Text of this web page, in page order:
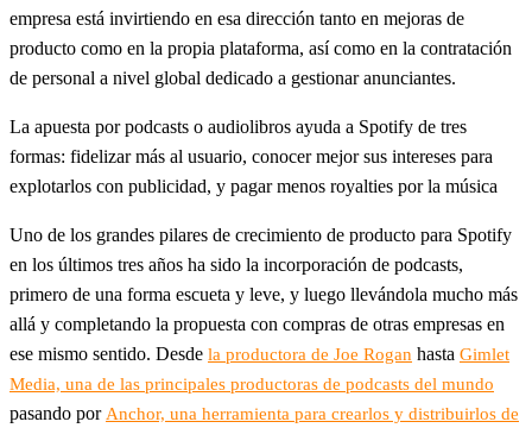
empresa está invirtiendo en esa dirección tanto en mejoras de
producto como en la propia plataforma, así como en la contratación
de personal a nivel global dedicado a gestionar anunciantes.
La apuesta por podcasts o audiolibros ayuda a Spotify de tres
formas: fidelizar más al usuario, conocer mejor sus intereses para
explotarlos con publicidad, y pagar menos royalties por la música
Uno de los grandes pilares de crecimiento de producto para Spotify
en los últimos tres años ha sido la incorporación de podcasts,
primero de una forma escueta y leve, y luego llevándola mucho más
allá y completando la propuesta con compras de otras empresas en
ese mismo sentido. Desde la productora de Joe Rogan hasta Gimlet
Media, una de las principales productoras de podcasts del mundo
pasando por Anchor, una herramienta para crearlos y distribuirlos de